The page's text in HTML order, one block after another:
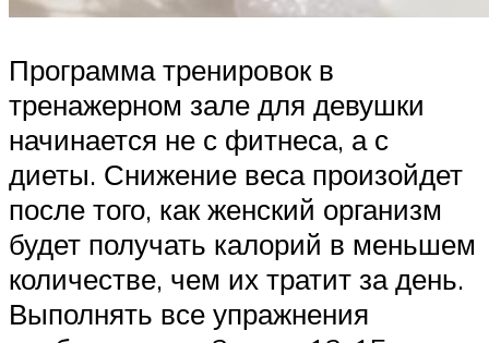
Программа тренировок в
тренажерном зале для девушки
начинается не с фитнеса, а с
диеты. Снижение веса произойдет
после того, как женский организм
будет получать калорий в меньшем
количестве, чем их тратит за день.
Выполнять все упражнения